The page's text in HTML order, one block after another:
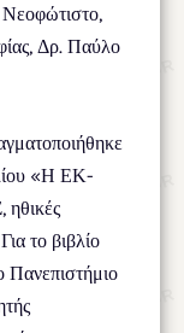
Νεοφώτιστο,
Δρ. Παύλο
«Η ΕΚ-
το βιβλίο
Πανεπιστήμιο